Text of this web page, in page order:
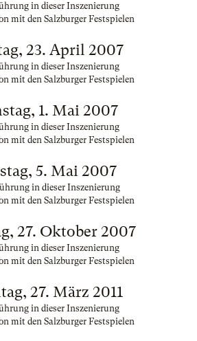
in dieser Inszenierung
mit den Salzburger Festspielen
23. April 2007
in dieser Inszenierung
mit den Salzburger Festspielen
1. Mai 2007
in dieser Inszenierung
mit den Salzburger Festspielen
5. Mai 2007
in dieser Inszenierung
mit den Salzburger Festspielen
27. Oktober 2007
in dieser Inszenierung
mit den Salzburger Festspielen
27. März 2011
in dieser Inszenierung
mit den Salzburger Festspielen